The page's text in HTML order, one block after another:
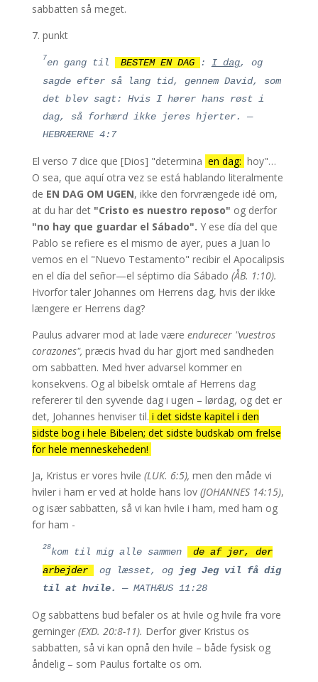
navn for at være hans tjenere;
ogomfavn min pagt
Jeg vil tage dig til mit hellige bjerg, og
jeg vil genskabe dem i mit bedehus; Deres
brændofre og deres ofre vil være
velbehagelige på mit alter; thi mit hus skal
kaldes et bedehus for alle folk.
adspredte: Jeg vil endnu samle hans
forsamlede til ham.
sabbatten så meget.
7. punkt
7en gang til BESTEM EN DAG : I dag, og
sagde efter så lang tid, gennem David, som
det blev sagt: Hvis I hører hans røst i
dag, så forhærd ikke jeres hjerter. —
HEBRÆERNE 4:7
El verso 7 dice que [Dios] "determina en dag: hoy"…
O sea, que aquí otra vez se está hablando literalmente
de EN DAG OM UGEN, ikke den forvrængede idé om,
at du har det "Cristo es nuestro reposo" og derfor
"no hay que guardar el Sábado". Y ese día del que
Pablo se refiere es el mismo de ayer, pues a Juan lo
vemos en el "Nuevo Testamento" recibir el Apocalipsis
en el día del señor—el séptimo día Sábado (ÅB. 1:10).
Hvorfor taler Johannes om Herrens dag, hvis der ikke
længere er Herrens dag?
Paulus advarer mod at lade være endurecer "vuestros
corazones", præcis hvad du har gjort med sandheden
om sabbatten. Med hver advarsel kommer en
konsekvens. Og al bibelsk omtale af Herrens dag
refererer til den syvende dag i ugen – lørdag, og det er
det, Johannes henviser til. i det sidste kapitel i den
sidste bog i hele Bibelen; det sidste budskab om frelse
for hele menneskeheden!
Ja, Kristus er vores hvile (LUK. 6:5), men den måde vi
hviler i ham er ved at holde hans lov (JOHANNES 14:15),
og især sabbatten, så vi kan hvile i ham, med ham og
for ham -
28kom til mig alle sammen
de af jer, der
arbejder
og læsset, og jegJeg vil få dig
til at hvile. — MATHÆUS 11:28
Og sabbattens bud befaler os at hvile og hvile fra vore
gerninger(EXD. 20:8-11). Derfor giver Kristus os
sabbatten, så vi kan opnå den hvile – både fysisk og
åndelig – som Paulus fortalte os om.